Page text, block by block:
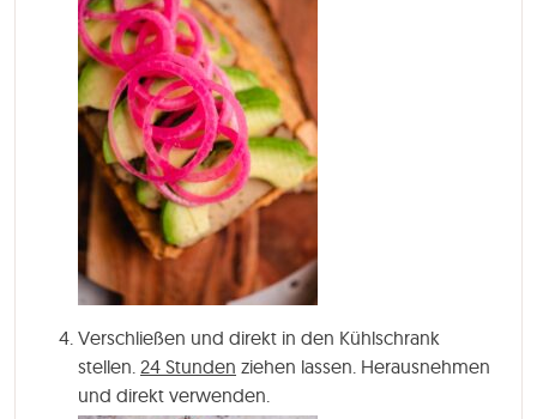
Verschließen und direkt in den Kühlschrank
stellen. 24 Stunden ziehen lassen. Herausnehmen
und direkt verwenden.